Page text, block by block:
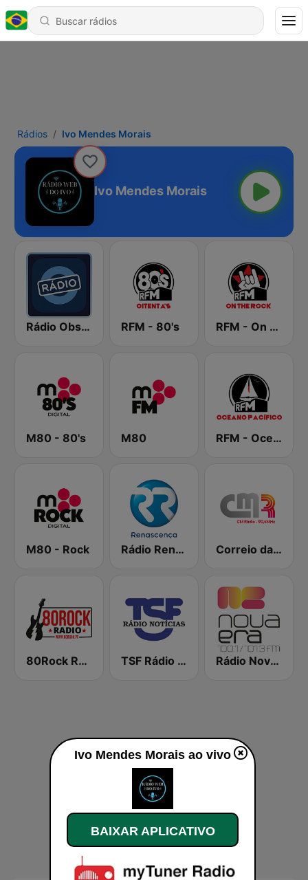
Rádios Ivo Mendes Morais
Ivo Mendes Morais
Rádio Observador RFM - 80's RFM - On the Rock
M80 - 80's M80 RFM - Oceano Pacífico Online
M80 - Rock Rádio Renascença Correio da Manhã Rádio
80Rock Rádio TSF Rádio Notícias Rádio Nova Era
Ivo Mendes Morais ao vivo
BAIXAR APLICATIVO